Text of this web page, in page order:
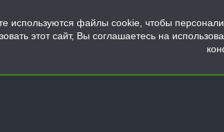
используются файлы cookie, чтобы
этот сайт, Вы соглашаетесь на